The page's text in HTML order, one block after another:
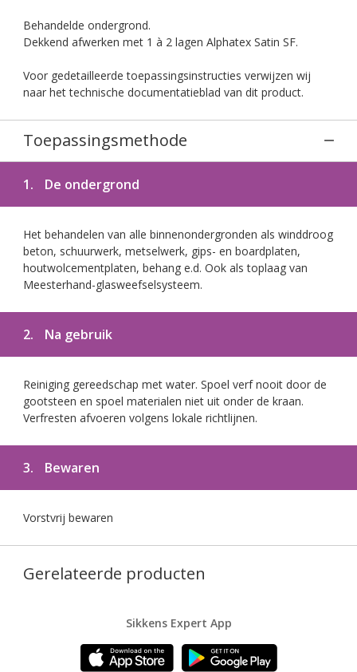
Behandelde ondergrond.
Dekkend afwerken met 1 à 2 lagen Alphatex Satin SF.
Voor gedetailleerde toepassingsinstructies verwijzen wij
naar het technische documentatieblad van dit product.
Toepassingsmethode
1. De ondergrond
Het behandelen van alle binnenondergronden als winddroog
beton, schuurwerk, metselwerk, gips- en boardplaten,
houtwolcementplaten, behang e.d. Ook als toplaag van
Meesterhand-glasweefselsysteem.
2. Na gebruik
Reiniging gereedschap met water. Spoel verf nooit door de
gootsteen en spoel materialen niet uit onder de kraan.
Verfresten afvoeren volgens lokale richtlijnen.
3. Bewaren
Vorstvrij bewaren
Gerelateerde producten
Sikkens Expert App